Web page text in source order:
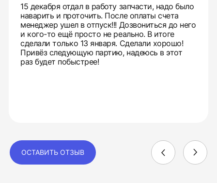
15 декабря отдал в работу запчасти, надо было
наварить и проточить. После оплаты счета
менеджер ушел в отпуск!!! Дозвониться до него
и кого-то ещё просто не реально. В итоге
сделали только 13 января. Сделали хорошо!
Привёз следующую партию, надеюсь в этот
раз будет побыстрее!
ОСТАВИТЬ ОТЗЫВ